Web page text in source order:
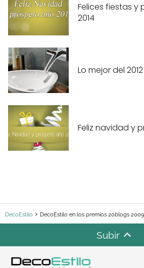
Felices fiestas y
2014
Lo mejor del 2012
Feliz navidad y
DecoEstilo DecoEstilo en los premios 20blogs 2009
Subir